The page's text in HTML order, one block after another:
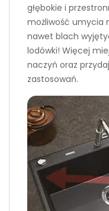
głębokie i
możliwość umycia
nawet blach
lodówki! Więcej
naczyń oraz
zastosowań.